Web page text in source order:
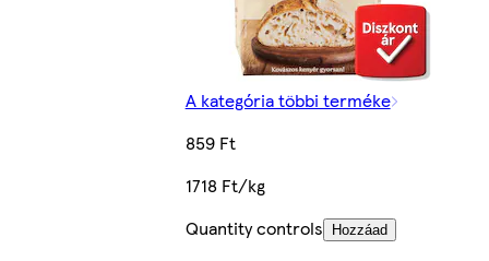
A kategória többi terméke
859 Ft
1718 Ft/kg
Quantity controls
Hozzáad